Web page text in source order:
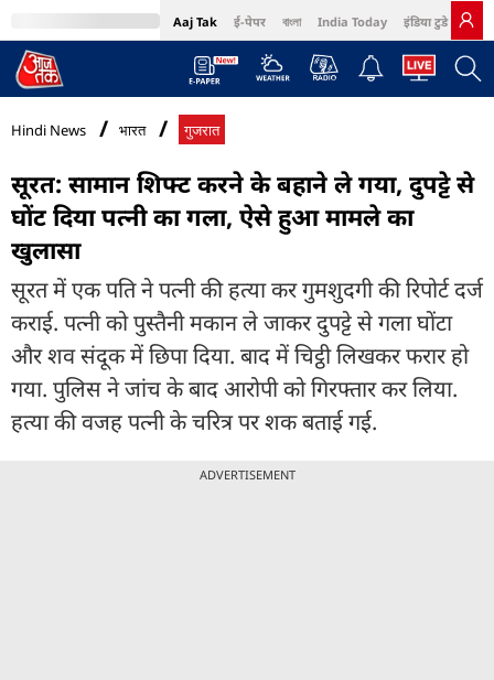
Aaj Tak ई-पेपर বাংলা India Today इंडिया टुडे हिंदी
MumbaiTak Cosmopolitan Harper's Bazaar Northeast
Hindi News भारत गुजरात
सूरत: सामान शिफ्ट करने के बहाने ले गया, दुपट्टे से
घोंट दिया पत्नी का गला, ऐसे हुआ मामले का
खुलासा
सूरत में एक पति ने पत्नी की हत्या कर गुमशुदगी की रिपोर्ट दर्ज
कराई. पत्नी को पुस्तैनी मकान ले जाकर दुपट्टे से गला घोंटा
और शव संदूक में छिपा दिया. बाद में चिट्ठी लिखकर फरार हो
गया. पुलिस ने जांच के बाद आरोपी को गिरफ्तार कर लिया.
हत्या की वजह पत्नी के चरित्र पर शक बताई गई.
ADVERTISEMENT